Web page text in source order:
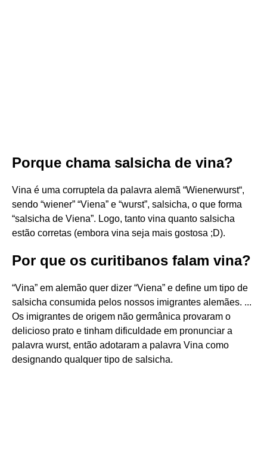
Porque chama salsicha de vina?
Vina é uma corruptela da palavra alemã “Wienerwurst“,
sendo “wiener” “Viena” e “wurst”, salsicha, o que forma
“salsicha de Viena”. Logo, tanto vina quanto salsicha
estão corretas (embora vina seja mais gostosa ;D).
Por que os curitibanos falam vina?
“Vina” em alemão quer dizer “Viena” e define um tipo de
salsicha consumida pelos nossos imigrantes alemães. ...
Os imigrantes de origem não germânica provaram o
delicioso prato e tinham dificuldade em pronunciar a
palavra wurst, então adotaram a palavra Vina como
designando qualquer tipo de salsicha.